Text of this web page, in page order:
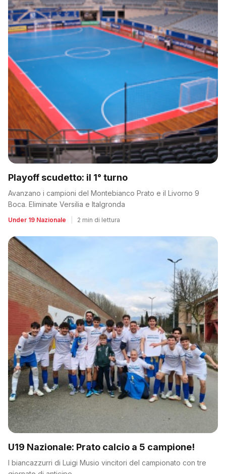
Playoff scudetto: il 1° turno
Avanzano i campioni del Montebianco Prato e il Livorno 9
Boca. Eliminate Versilia e Italgronda
Under 19 Nazionale 2 min di lettura
U19 Nazionale: Prato calcio a 5 campione!
I biancazzurri di Luigi Musio vincitori del campionato con tre